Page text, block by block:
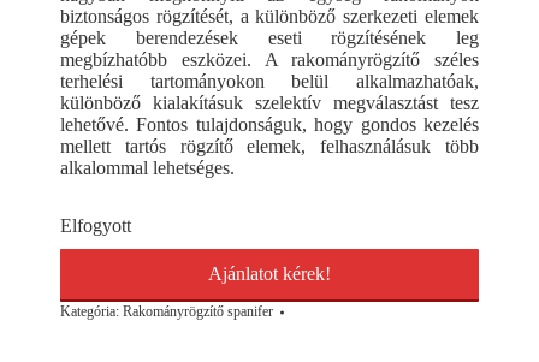
biztonságos rögzítését, a különböző szerkezeti elemek
gépek berendezések eseti rögzítésének leg
megbízhatóbb eszközei. A rakományrögzítő széles
terhelési tartományokon belül alkalmazhatóak,
különböző kialakításuk szelektív megválasztást tesz
lehetővé. Fontos tulajdonságuk, hogy gondos kezelés
mellett tartós rögzítő elemek, felhasználásuk több
alkalommal lehetséges.
Elfogyott
Ajánlatot kérek!
Kategória: Rakományrögzítő spanifer